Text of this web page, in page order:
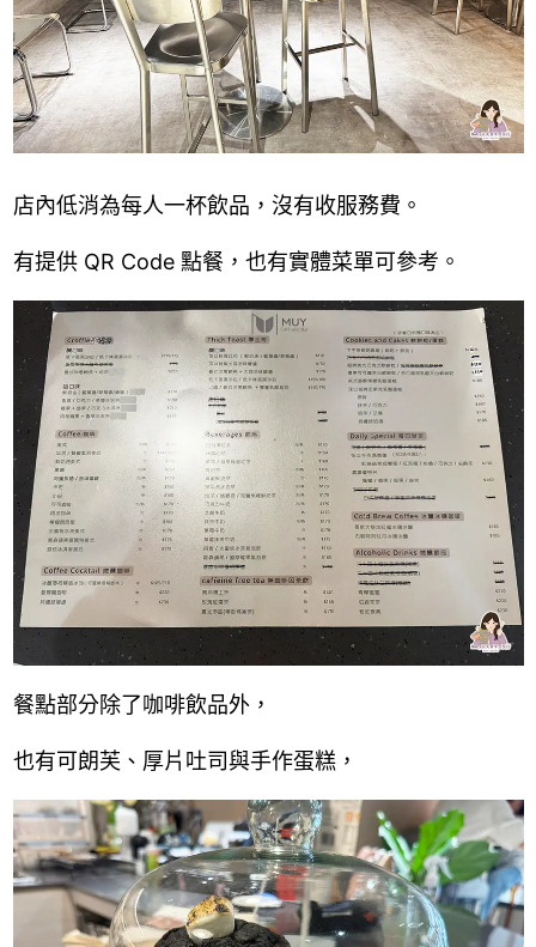
店內低消為每人一杯飲品，沒有收服務費。
有提供 QR Code 點餐，也有實體菜單可參考。
餐點部分除了咖啡飲品外，
也有可朗芙、 厚片吐司與手作蛋糕，